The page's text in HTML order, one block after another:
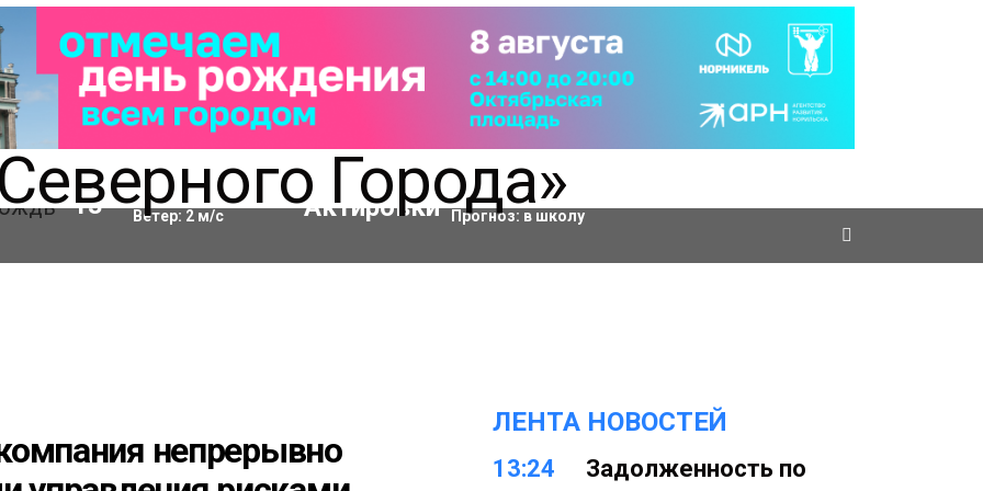
13°C Влажность:68%
Ветер: 2м/с
Актировки
Прогноз: в школу
непрерывно
ЛЕНТА НОВОСТЕЙ
13:24
Задолженность по